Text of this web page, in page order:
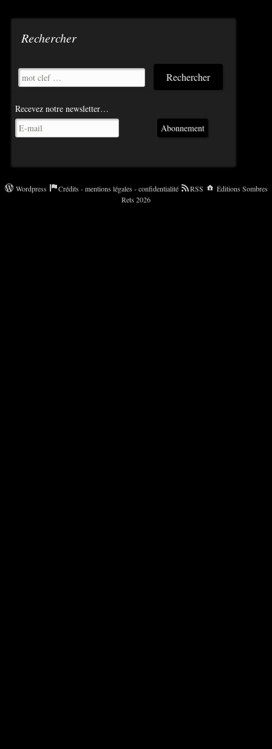
articles
Rechercher
Recevez notre newsletter…
Abonnement
Wordpress Crédits - mentions légales - confidentialité RSS
Éditions Sombres
Rets 2026